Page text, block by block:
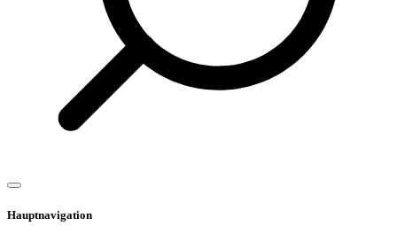
Hauptnavigation